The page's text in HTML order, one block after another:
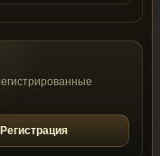
Регистрация